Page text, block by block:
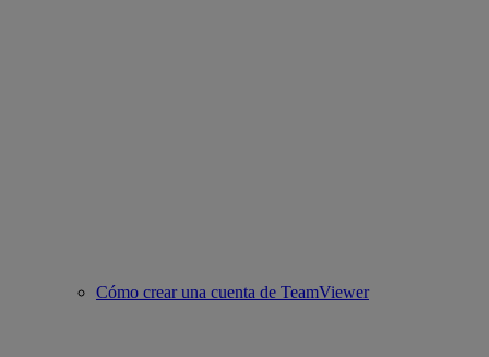
Cómo crear una cuenta de TeamViewer